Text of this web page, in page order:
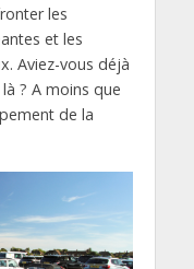
les
et les
Aviez-vous déjà
? A moins que
de la